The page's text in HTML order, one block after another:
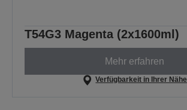
T54G3 Magenta (2x1600ml)
Mehr erfahren
Verfügbarkeit in Ihrer Nähe